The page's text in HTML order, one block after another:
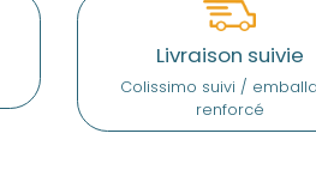
Livraison suivie
Colissimo suivi /
renforcé